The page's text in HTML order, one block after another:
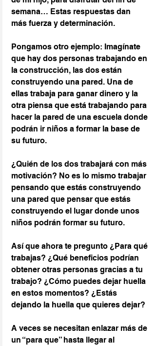
semana… Estas respuestas dan
más fuerza y determinación.
Pongamos otro ejemplo: Imagínate
que hay dos personas trabajando en
la construcción, las dos están
construyendo una pared. Una de
ellas trabaja para ganar dinero y la
otra piensa que está trabajando para
hacer la pared de una escuela donde
podrán ir niños a formar la base de
su futuro.
¿Quién de los dos trabajará con más
motivación? No es lo mismo trabajar
pensando que estás construyendo
una pared que pensar que estás
construyendo el lugar donde unos
niños podrán formar su futuro.
Así que ahora te pregunto ¿Para qué
trabajas? ¿Qué beneficios podrían
obtener otras personas gracias a tu
trabajo? ¿Cómo puedes dejar huella
en estos momentos? ¿Estás
dejando la huella que quieres dejar?
A veces se necesitan enlazar más de
un “para que” hasta llegar al